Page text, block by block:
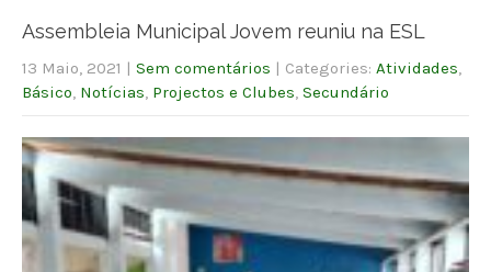
Assembleia Municipal Jovem reuniu na ESL
13 Maio, 2021 | Sem comentários | Categories: Atividades
Básico Notícias Projectos e Clubes Secundário